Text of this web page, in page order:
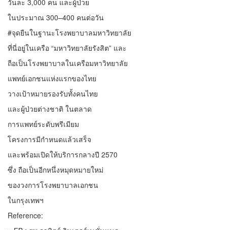
วันละ 3,000 คน และผู้ป่วย
ในประมาณ 300–400 คนต่อวัน
#จุดยืนในฐานะโรงพยาบาลมหาวิทยาลัย
ที่นี่อยู่ในเครือ “มหาวิทยาลัยรังสิต” และ
ถือเป็นโรงพยาบาลในเครือมหาวิทยาลัย
แพทย์เอกชนแห่งแรกของไทย
วางเป้าหมายรองรับทั้งคนไทย
และผู้ป่วยต่างชาติ ในตลาด
การแพทย์ระดับพรีเมียม
โครงการมีกำหนดแล้วเสร็จ
และพร้อมเปิดให้บริการกลางปี 2570
ซึ่ง ถือเป็นอีกหนึ่งหมุดหมายใหม่
ของวงการโรงพยาบาลเอกชน
ในกรุงเทพฯ
Reference: